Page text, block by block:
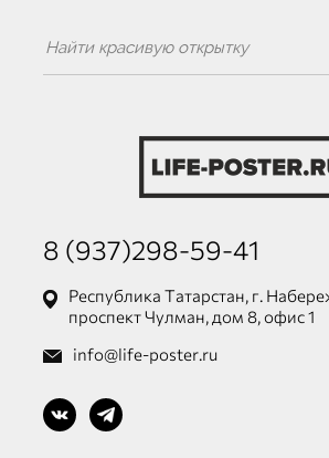
8 (937)298-59-41
Республика Татарстан, г.
проспект Чулман, дом 8, офис 1
info@life-poster.ru